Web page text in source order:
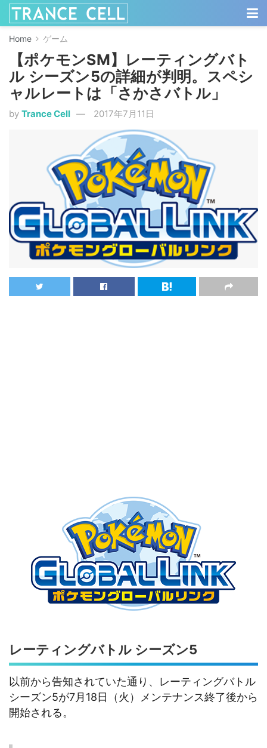
Home ゲーム
【ポケモンSM】レーティングバト
ル シーズン5の詳細が判明。スペシ
ャルレートは「さかさバトル」
by Trance Cell 2017年7月11日
レーティングバトル シーズン5
以前から告知されていた通り、レーティングバトル
シーズン5が7月18日（火）メンテナンス終了後から
開始される。